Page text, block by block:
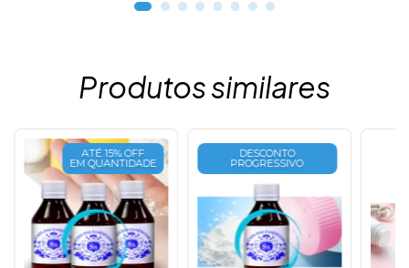
Produtos similares
ATÉ 15% OFF
EM QUANTIDADE
DESCONTO
PROGRESSIVO